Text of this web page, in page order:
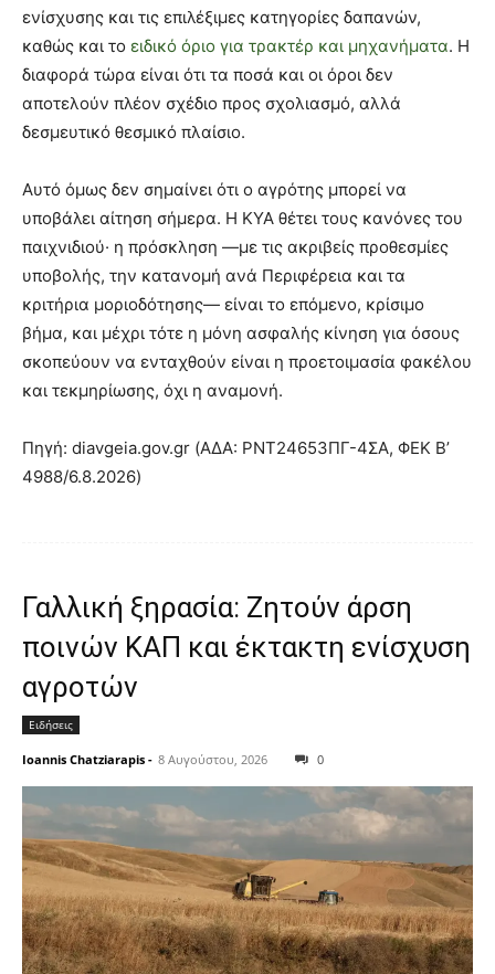
ενίσχυσης και τις επιλέξιμες κατηγορίες δαπανών,
καθώς και το ειδικό όριο για τρακτέρ και μηχανήματα. Η
διαφορά τώρα είναι ότι τα ποσά και οι όροι δεν
αποτελούν πλέον σχέδιο προς σχολιασμό, αλλά
δεσμευτικό θεσμικό πλαίσιο.
Αυτό όμως δεν σημαίνει ότι ο αγρότης μπορεί να
υποβάλει αίτηση σήμερα. Η ΚΥΑ θέτει τους κανόνες του
παιχνιδιού· η πρόσκληση —με τις ακριβείς προθεσμίες
υποβολής, την κατανομή ανά Περιφέρεια και τα
κριτήρια μοριοδότησης— είναι το επόμενο, κρίσιμο
βήμα, και μέχρι τότε η μόνη ασφαλής κίνηση για όσους
σκοπεύουν να ενταχθούν είναι η προετοιμασία φακέλου
και τεκμηρίωσης, όχι η αναμονή.
Πηγή: diavgeia.gov.gr (ΑΔΑ: ΡΝΤ24653ΠΓ-4ΣΑ, ΦΕΚ Β’
4988/6.8.2026)
Γαλλική ξηρασία: Ζητούν άρση
ποινών ΚΑΠ και έκτακτη ενίσχυση
αγροτών
Ειδήσεις
Ioannis Chatziarapis - 8 Αυγούστου, 2026 0